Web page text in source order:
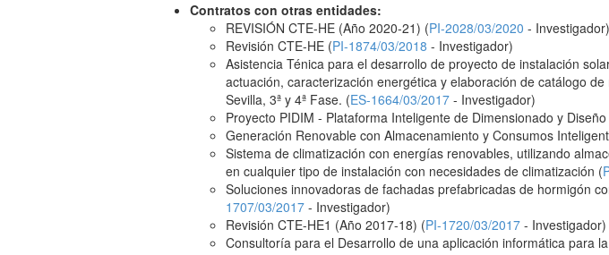
Contratos con otras entidades:
REVISIÓN CTE-HE (Año 2020-21) (PI-2028/03/2020 - Investigador)
Revisión CTE-HE (PI-1874/03/2018 - Investigador)
Asistencia Ténica para el desarrollo de proyecto de instalación
actuación, caracterización energética y elaboración de catálogo
Sevilla, 3ª y 4ª Fase. (ES-1664/03/2017 - Investigador)
Proyecto PIDIM - Plataforma Inteligente de Dimensionado y
Generación Renovable con Almacenamiento y Consumos
Sistema de climatización con energías renovables, utilizando
en cualquier tipo de instalación con necesidades de climatización (
Soluciones innovadoras de fachadas prefabricadas de hormigón
1707/03/2017 - Investigador)
Revisión CTE-HE1 (Año 2017-18) (PI-1720/03/2017 - Investigador)
Consultoría para el Desarrollo de una aplicación informática para